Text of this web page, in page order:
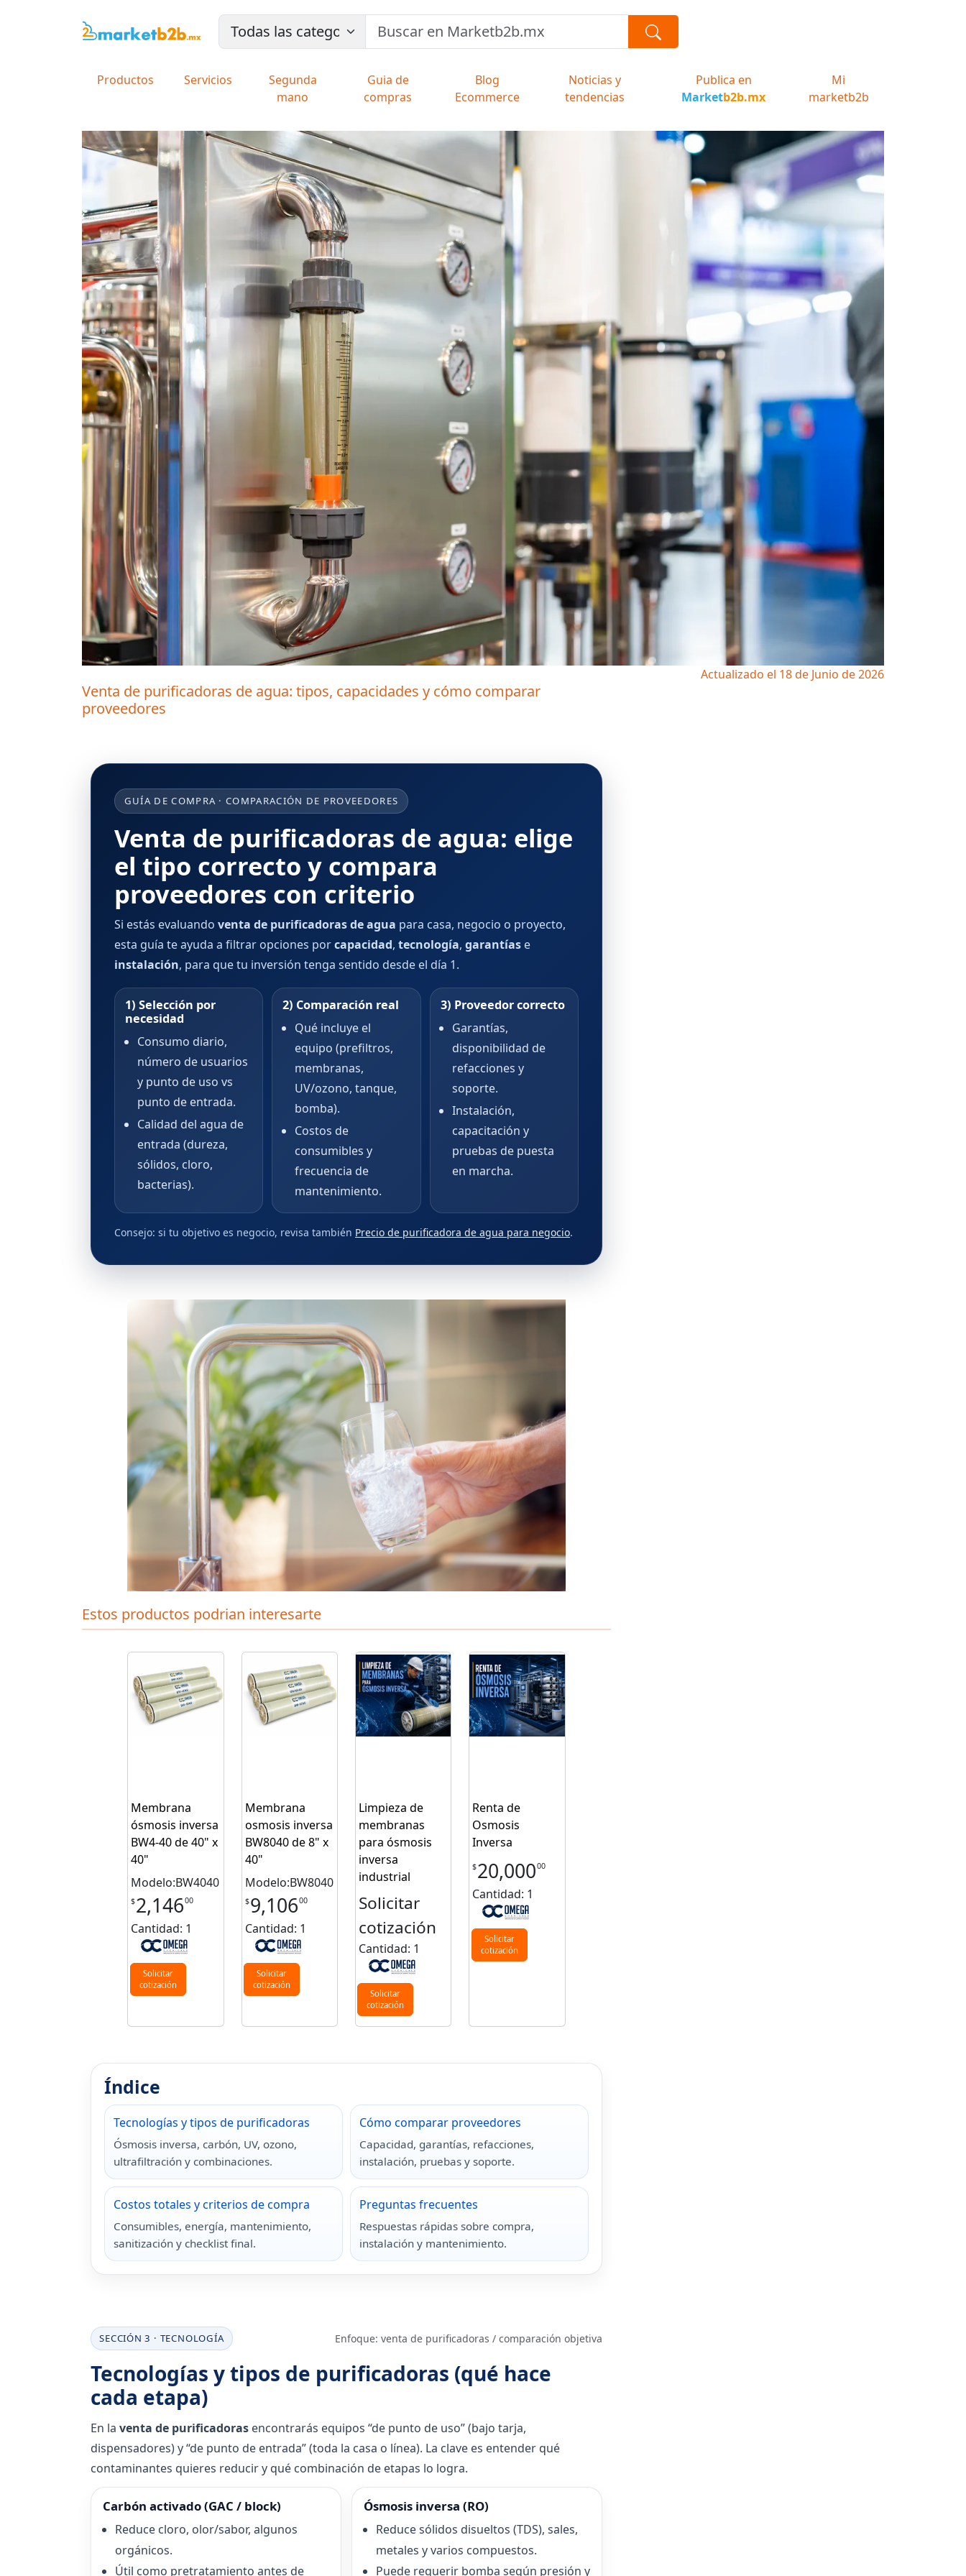
Productos Servicios
Segunda
mano
Guia de
compras
Blog
Ecommerce
Noticias y
tendencias
Publica en
Marketb2b.mx
Mi
marketb2b
Actualizado el 18 de Junio de 2026
Venta de purificadoras de agua: tipos, capacidades y cómo comparar
proveedores
GUÍA DE COMPRA · COMPARACIÓN DE PROVEEDORES
Venta de purificadoras de agua: elige
el tipo correcto y compara
proveedores con criterio
Si estás evaluando venta de purificadoras de agua para casa, negocio o proyecto,
esta guía te ayuda a filtrar opciones porcapacidad, tecnología, garantías e
instalación, para que tu inversión tenga sentido desde el día 1.
1) Selección por
necesidad
Consumo diario,
número de usuarios
y punto de uso vs
punto de entrada.
Calidad del agua de
entrada (dureza,
sólidos, cloro,
bacterias).
2) Comparación real
Qué incluye el
equipo (prefiltros,
membranas,
UV/ozono, tanque,
bomba).
Costos de
consumibles y
frecuencia de
mantenimiento.
3) Proveedor correcto
Garantías,
disponibilidad de
refacciones y
soporte.
Instalación,
capacitación y
pruebas de puesta
en marcha.
Consejo: si tu objetivo es negocio, revisa también Precio de purificadora de agua para negocio.
Estos productos podrian interesarte
Membrana
ósmosis inversa
BW4-40 de 40" x
40"
Modelo:BW4040
$2,14600
Cantidad: 1
Solicitar
cotización
Membrana
osmosis inversa
BW8040 de 8" x
40"
Modelo:BW8040
$9,10600
Cantidad: 1
Solicitar
cotización
Limpieza de
membranas
para ósmosis
inversa
industrial
Solicitar
cotización
Cantidad: 1
Solicitar
cotización
Renta de
Osmosis
Inversa
$20,00000
Cantidad: 1
Solicitar
cotización
Índice
Tecnologías y tipos de purificadoras
Ósmosis inversa, carbón, UV, ozono,
ultrafiltración y combinaciones.
Cómo comparar proveedores
Capacidad, garantías, refacciones,
instalación, pruebas y soporte.
Costos totales y criterios de compra
Consumibles, energía, mantenimiento,
sanitización y checklist final.
Preguntas frecuentes
Respuestas rápidas sobre compra,
instalación y mantenimiento.
SECCIÓN 3 · TECNOLOGÍA Enfoque: venta de purificadoras / comparación objetiva
Tecnologías y tipos de purificadoras (qué hace
cada etapa)
En la venta de purificadoras encontrarás equipos “de punto de uso” (bajo tarja,
dispensadores) y “de punto de entrada” (toda la casa o línea). La clave es entender qué
contaminantes quieres reducir y qué combinación de etapas lo logra.
Carbón activado (GAC / block)
Reduce cloro, olor/sabor, algunos
orgánicos.
Útil como pretratamiento antes de
Ósmosis inversa (RO)
Reduce sólidos disueltos (TDS), sales,
metales y varios compuestos.
Puede requerir bomba según presión y